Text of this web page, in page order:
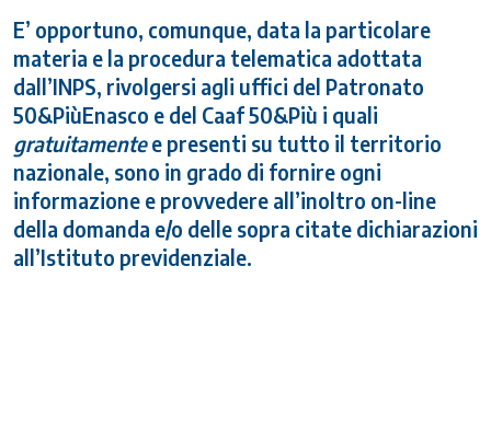
E’ opportuno, comunque, data la particolare
materia e la procedura telematica adottata
dall’INPS, rivolgersi agli uffici del Patronato
50&PiùEnasco e del Caaf 50&Più i quali
gratuitamentee presenti su tutto il territorio
nazionale, sono in grado di fornire ogni
informazione e provvedere all’inoltro on-line
della domanda e/o delle sopra citate dichiarazioni
all’Istituto previdenziale.